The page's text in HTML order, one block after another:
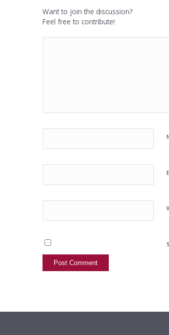
Want to join the discussion?
Feel free to contribute!